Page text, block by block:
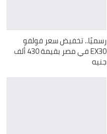
رسميًا.. تخفيض سعر فولفو
EX30 في مصر بقيمة 430 ألف
جنيه